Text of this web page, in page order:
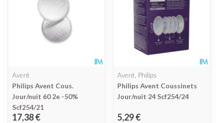
Avent
Philips Avent Cous.
Jour/nuit 60 2e -50%
Scf254/21
17,38 €
Avent, Philips
Philips Avent Coussinets
Jour/nuit 24 Scf254/24
5,29 €